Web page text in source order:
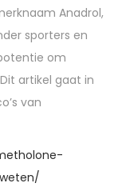
Anadrol,
sporters en
om
artikel gaat in
van